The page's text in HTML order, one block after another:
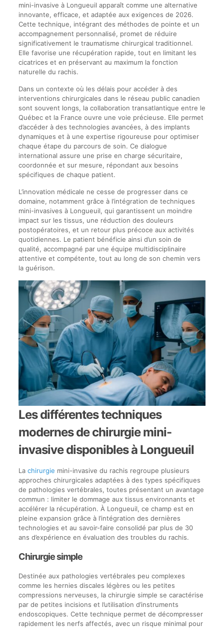
mini-invasive à Longueuil apparaît comme une alternative
innovante, efficace, et adaptée aux exigences de 2026.
Cette technique, intégrant des méthodes de pointe et un
accompagnement personnalisé, promet de réduire
significativement le traumatisme chirurgical traditionnel.
Elle favorise une récupération rapide, tout en limitant les
cicatrices et en préservant au maximum la fonction
naturelle du rachis.
Dans un contexte où les délais pour accéder à des
interventions chirurgicales dans le réseau public canadien
sont souvent longs, la collaboration transatlantique entre le
Québec et la France ouvre une voie précieuse. Elle permet
d’accéder à des technologies avancées, à des implants
dynamiques et à une expertise rigoureuse pour optimiser
chaque étape du parcours de soin. Ce dialogue
international assure une prise en charge sécuritaire,
coordonnée et sur mesure, répondant aux besoins
spécifiques de chaque patient.
L’innovation médicale ne cesse de progresser dans ce
domaine, notamment grâce à l’intégration de techniques
mini-invasives à Longueuil, qui garantissent un moindre
impact sur les tissus, une réduction des douleurs
postopératoires, et un retour plus précoce aux activités
quotidiennes. Le patient bénéficie ainsi d’un soin de
qualité, accompagné par une équipe multidisciplinaire
attentive et compétente, tout au long de son chemin vers
la guérison.
Les différentes techniques
modernes de chirurgie mini-
invasive disponibles à Longueuil
La chirurgie mini-invasive du rachis regroupe plusieurs
approches chirurgicales adaptées à des types spécifiques
de pathologies vertébrales, toutes présentant un avantage
commun : limiter le dommage aux tissus environnants et
accélérer la récupération. À Longueuil, ce champ est en
pleine expansion grâce à l’intégration des dernières
technologies et au savoir-faire consolidé par plus de 30
ans d’expérience en évaluation des troubles du rachis.
Chirurgie simple
Destinée aux pathologies vertébrales peu complexes
comme les hernies discales légères ou les petites
compressions nerveuses, la chirurgie simple se caractérise
par de petites incisions et l’utilisation d’instruments
endoscopiques. Cette technique permet de décompresser
rapidement les nerfs affectés, avec un risque minimal pour